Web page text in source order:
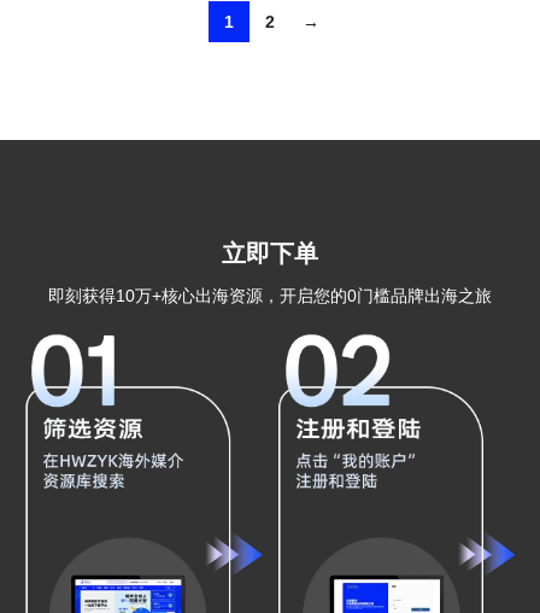
1 2 →
立即下单
即刻获得10万+核心出海资源，开启您的0门槛品牌出海之旅